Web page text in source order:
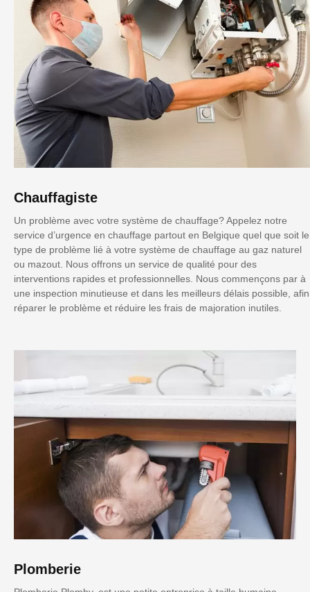
Chauffagiste
Un problème avec votre système de chauffage? Appelez notre
service d’urgence en chauffage partout en Belgique quel que soit le
type de problème lié à votre système de chauffage au gaz naturel
ou mazout. Nous offrons un service de qualité pour des
interventions rapides et professionnelles. Nous commençons par à
une inspection minutieuse et dans les meilleurs délais possible, afin
réparer le problème et réduire les frais de majoration inutiles.
Plomberie